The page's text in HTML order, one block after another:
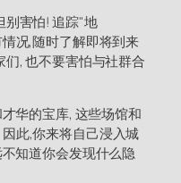
别害怕! 追踪"地
况,随时了解即将到来
, 也不要害怕与社群合
华的宝库, 这些场馆和
此,你来将自己浸入城
知道你会发现什么隐